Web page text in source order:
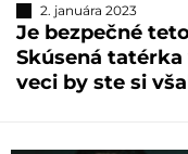
2. januára 2023
Je bezpečné
Skúsená
veci by ste si